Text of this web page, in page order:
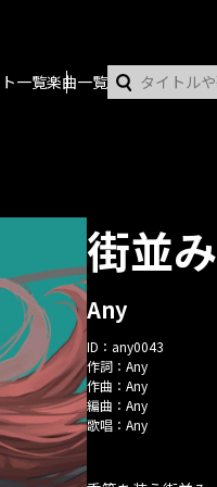
一覧楽曲一覧
街並み
Any
ID： any0043
作詞： Any
作曲： Any
編曲： Any
歌唱： Any